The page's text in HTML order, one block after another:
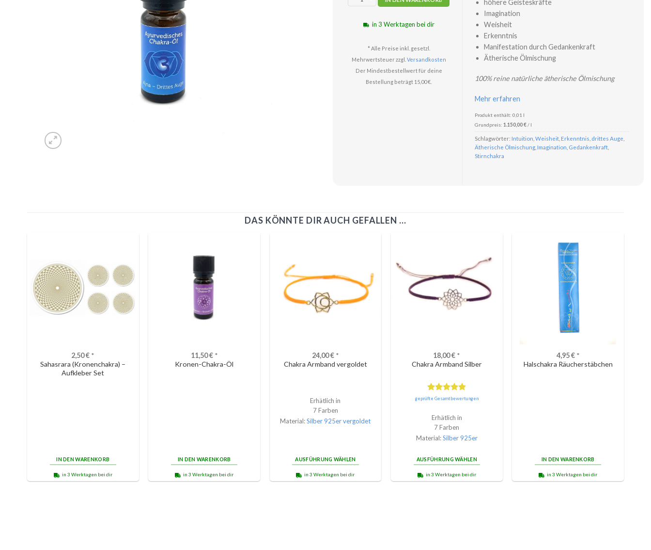
in 3 Werktagen bei dir
* Alle Preise inkl. gesetzl.
Mehrwertsteuer zzgl. Versandkosten
Der Mindestbestellwert für deine
Bestellung beträgt 15,00 €.
höhere Geisteskräfte
Imagination
Weisheit
Erkenntnis
Manifestation durch Gedankenkraft
Ätherische Ölmischung
100% reine natürliche ätherische Ölmischung
Mehr erfahren
Produkt enthält: 0,01 l
Grundpreis:1.150,00€/ l
Schlagwörter: Intuition ,Weisheit Erkenntnis drittes Auge
Ätherische Ölmischung Imagination Gedankenkraft
Stirnchakra
DAS KÖNNTE DIR AUCH GEFALLEN …
2,50€ *
Sahasrara (Kronenchakra) –
Aufkleber Set
IN DEN WARENKORB
in 3 Werktagen bei dir
11,50€*
Kronen-Chakra-Öl
IN DEN WARENKORB
in 3 Werktagen bei dir
24,00€*
Chakra Armband vergoldet
Erhätlich in
7 Farben
Material:Silber 925er vergoldet
AUSFÜHRUNG WÄHLEN
in 3 Werktagen bei dir
18,00€ *
Chakra Armband Silber
Bewertet
von 5
geprüfte Gesamtbewertungen
Erhätlich in
7 Farben
Material:Silber 925er
AUSFÜHRUNG WÄHLEN
in 3 Werktagen bei dir
4,95€*
Halschakra Räucherstäbchen
IN DEN WARENKORB
in 3 Werktagen bei dir